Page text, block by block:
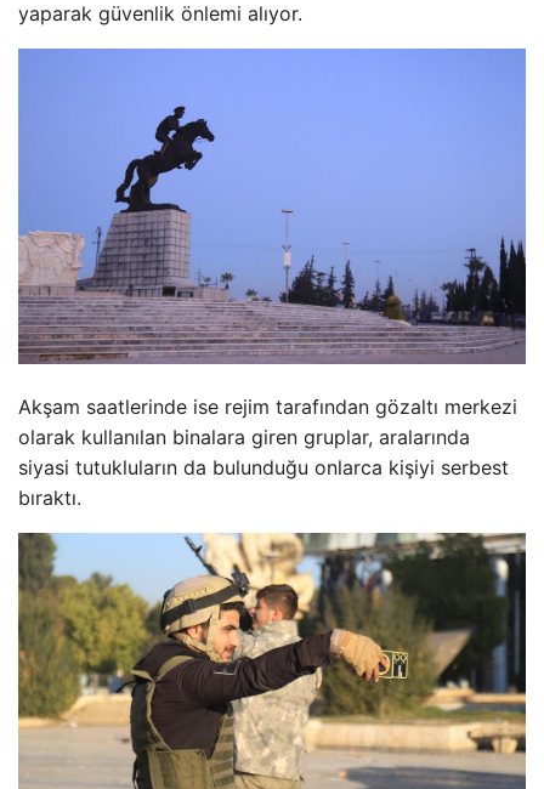
yaparak güvenlik önlemi alıyor.
Akşam saatlerinde ise rejim tarafından gözaltı merkezi
olarak kullanılan binalara giren gruplar, aralarında
siyasi tutukluların da bulunduğu onlarca kişiyi serbest
bıraktı.